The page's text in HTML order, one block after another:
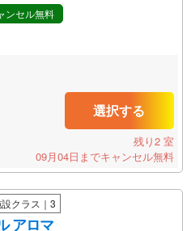
ンセル無料
選択する
残り2 室
09月04日までキャンセル無料
クラス｜3
アロマ